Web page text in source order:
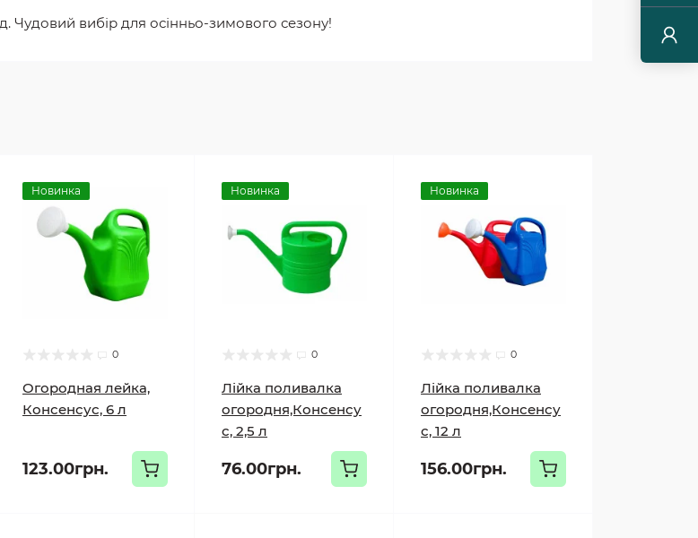
Чудовий вибір для осінньо-зимового сезону!
Новинка
0
Огородная лейка,
Консенсус, 6 л
123.00грн.
Новинка
0
Лійка поливалка
огородня,Консенсу
с, 2,5 л
76.00грн.
Новинка
0
Лійка поливалка
огородня,Консенсу
с, 12 л
156.00грн.